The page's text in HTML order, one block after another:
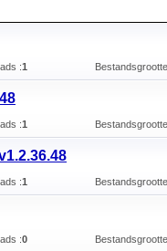
:1
:1
:1
:0